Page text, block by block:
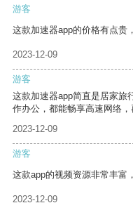
游客
这款加速器app的价格有点贵
2023-12-09
游客
这款加速器app简直是居家旅
作办公，都能畅享高速网络，
2023-12-09
游客
这款app的视频资源非常丰富
2023-12-09